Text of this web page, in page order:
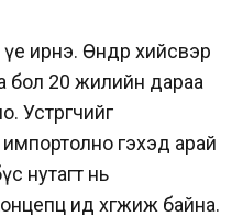
ирнэ. Өнөөдөр хийсвэр
бол 20 жилийн дараа
гэхэд арай
нутагт нь
ид хөгжиж байна.